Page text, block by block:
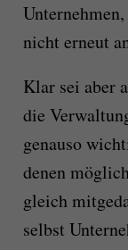
nicht erneut
Klar sei aber
die
genauso
denen
gleich
selbst